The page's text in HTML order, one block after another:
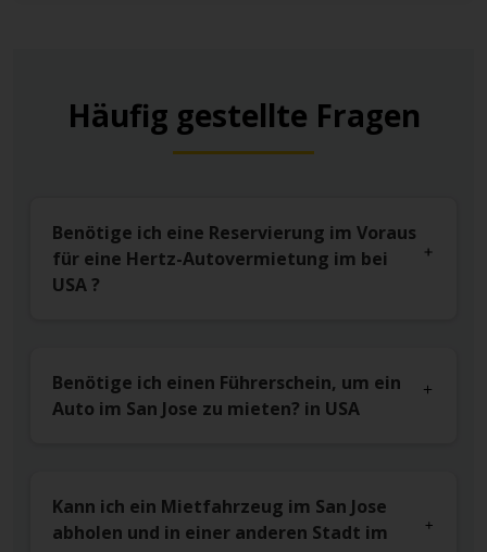
Häufig gestellte Fragen
Benötige ich eine Reservierung im Voraus
für eine Hertz-Autovermietung im bei
USA ?
Benötige ich einen Führerschein, um ein
Auto im San Jose zu mieten? in USA
Kann ich ein Mietfahrzeug im San Jose
abholen und in einer anderen Stadt im